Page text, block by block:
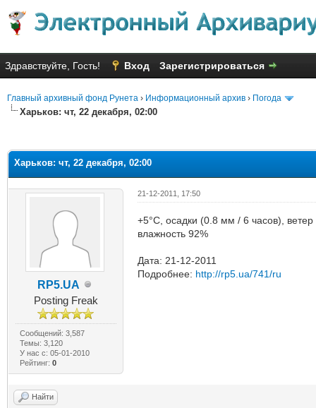
Здравствуйте, Гость! Вход Зарегистрироваться
Главный архивный фонд Рунета › Информационный архив › Погода
Харьков: чт, 22 декабря, 02:00
Харьков: чт, 22 декабря, 02:00
RP5.UA
Posting Freak
Сообщений: 3,587
Темы: 3,120
У нас с: 05-01-2010
Рейтинг: 0
21-12-2011, 17:50
+5°C, осадки (0.8 мм / 6 часов),
влажность 92%
Дата: 21-12-2011
Подробнее: http://rp5.ua/741/ru
Найти